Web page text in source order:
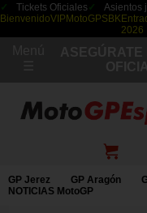
Tickets Oficiales Asientos
BienvenidoVIP MotoGPSBK
2026
GP Jerez GP Aragón
NOTICIAS MotoGP